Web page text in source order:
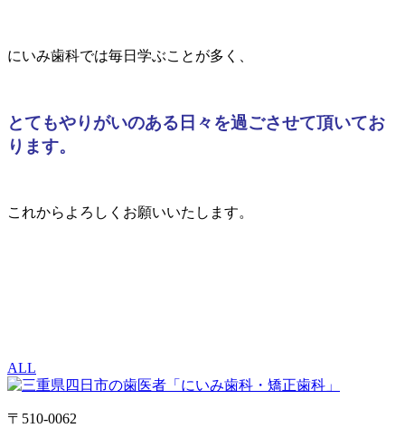
にいみ歯科では毎日学ぶことが多く、
とてもやりがいのある日々を過ごさせて頂いてお
ります。
これからよろしくお願いいたします。
ALL
〒510-0062